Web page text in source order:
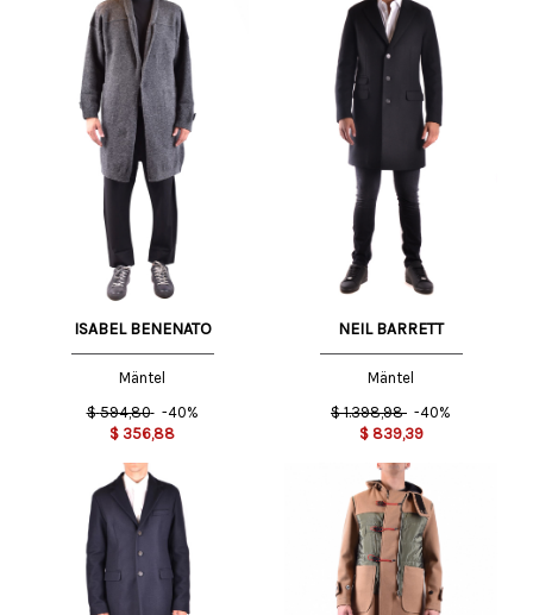
ISABEL BENENATO
Mäntel
$ 594,80 -40%
$ 356,88
NEIL BARRETT
Mäntel
$ 1.398,98 -40%
$ 839,39